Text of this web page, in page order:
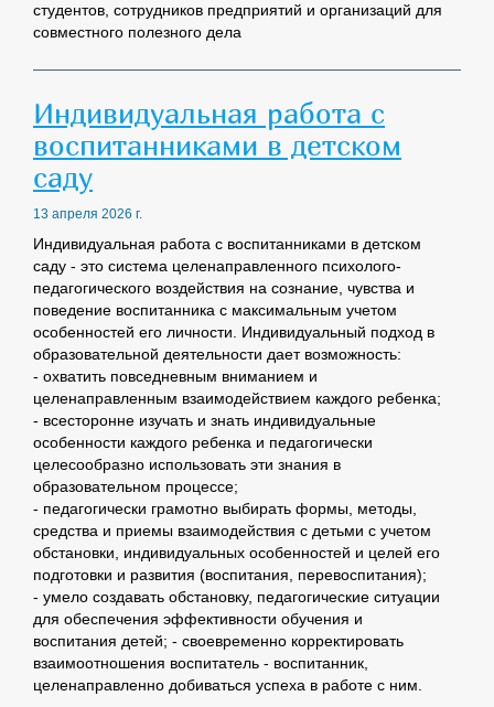
студентов, сотрудников предприятий и организаций для
совместного полезного дела
Индивидуальная работа с
воспитанниками в детском
саду
13 апреля 2026 г.
Индивидуальная работа с воспитанниками в детском
саду - это система целенаправленного психолого-
педагогического воздействия на сознание, чувства и
поведение воспитанника с максимальным учетом
особенностей его личности. Индивидуальный подход в
образовательной деятельности дает возможность:
- охватить повседневным вниманием и
целенаправленным взаимодействием каждого ребенка;
- всесторонне изучать и знать индивидуальные
особенности каждого ребенка и педагогически
целесообразно использовать эти знания в
образовательном процессе;
- педагогически грамотно выбирать формы, методы,
средства и приемы взаимодействия с детьми с учетом
обстановки, индивидуальных особенностей и целей его
подготовки и развития (воспитания, перевоспитания);
- умело создавать обстановку, педагогические ситуации
для обеспечения эффективности обучения и
воспитания детей; - своевременно корректировать
взаимоотношения воспитатель - воспитанник,
целенаправленно добиваться успеха в работе с ним.